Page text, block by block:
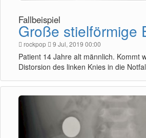
Fallbeispiel
Große stielförmige
rockpop 9 Jul, 2019 00:00
Patient 14 Jahre alt männlich. Kommt
Distorsion des linken Knies in die